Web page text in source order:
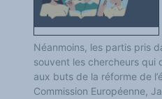
Classement thématique
Annuaire des chercheurs sur le
Instituts et centres de recherche
L'OEP et le plurilinguisme sur CAIRN
LES FONDAMENTAUX
Les acteurs du plurilinguisme
Langues et géopolitique - L'avenir
Multilinguismes et plurilinguismes
Politiques et droits linguistiques
Néanmoins, les partis pris
souvent les chercheurs qui
aux buts de la réforme de
Commission Européenne,